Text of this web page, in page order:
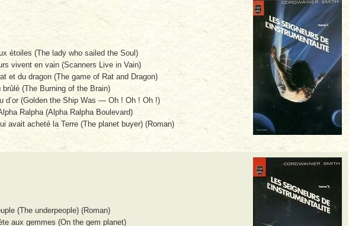
étoiles (The lady who sailed the Soul)
vivent en vain (Scanners Live in Vain)
et du dragon (The game of Rat and Dragon)
brûlé (The Burning of the Brain)
d’or (Golden the Ship Was — Oh ! Oh ! Oh !)
Ralpha (Alpha Ralpha Boulevard)
avait acheté la Terre (The planet buyer) (Roman)
(The underpeople) (Roman)
aux gemmes (On the gem planet)